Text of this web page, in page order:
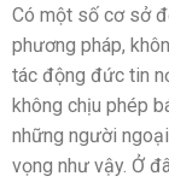
Có một số cơ sở
phương pháp,
tác động đức tin
không chịu phép
những người
vọng như vậy. Ở